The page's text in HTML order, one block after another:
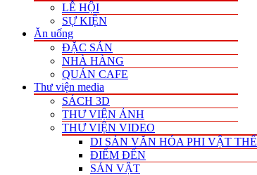
LỄ HỘI
SỰ KIỆN
Ăn uống
ĐẶC SẢN
NHÀ HÀNG
QUÁN CAFE
Thư viện media
SÁCH 3D
THƯ VIỆN ẢNH
THƯ VIỆN VIDEO
DI SẢN VĂN HÓA PHI VẬT THỂ
ĐIỂM ĐẾN
SẢN VẬT